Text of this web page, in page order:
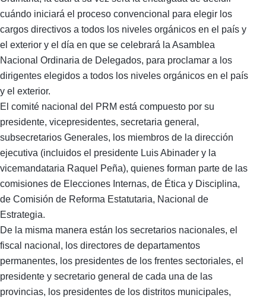
cuándo iniciará el proceso convencional para elegir los
cargos directivos a todos los niveles orgánicos en el país y
el exterior y el día en que se celebrará la Asamblea
Nacional Ordinaria de Delegados, para proclamar a los
dirigentes elegidos a todos los niveles orgánicos en el país
y el exterior.
El comité nacional del PRM está compuesto por su
presidente, vicepresidentes, secretaria general,
subsecretarios Generales, los miembros de la dirección
ejecutiva (incluidos el presidente Luis Abinader y la
vicemandataria Raquel Peña), quienes forman parte de las
comisiones de Elecciones Internas, de Ética y Disciplina,
de Comisión de Reforma Estatutaria, Nacional de
Estrategia.
De la misma manera están los secretarios nacionales, el
fiscal nacional, los directores de departamentos
permanentes, los presidentes de los frentes sectoriales, el
presidente y secretario general de cada una de las
provincias, los presidentes de los distritos municipales,